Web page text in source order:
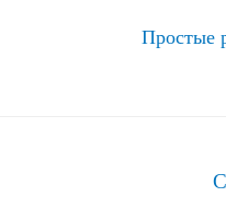
Простые